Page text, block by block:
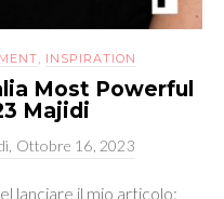
, INSPIRATION
Most Powerful
Majidi
Ottobre 16, 2023
lanciare il mio articolo: